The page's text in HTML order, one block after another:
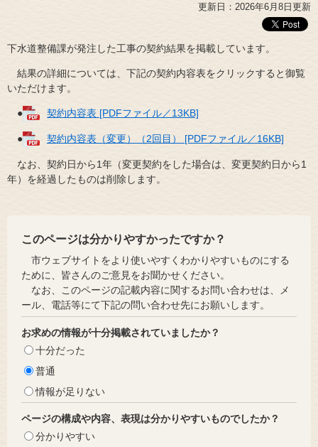
更新日：2026年6月8日更新
下水道整備課が発注した工事の契約結果を掲載しています。
結果の詳細については、下記の契約内容表をクリックすると御覧
いただけます。
● 契約内容表 [PDFファイル／13KB]
● 契約内容表（変更）（2回目） [PDFファイル／16KB]
なお、契約日から1年（変更契約をした場合は、変更契約日から1
年）を経過したものは削除します。
このページは分かりやすかったですか？
市ウェブサイトをより使いやすくわかりやすいものにする
ために、皆さんのご意見をお聞かせください。
なお、このページの記載内容に関するお問い合わせは、メ
ール、電話等にて下記の問い合わせ先にお願いします。
お求めの情報が十分掲載されていましたか？
十分だった
普通
情報が足りない
ページの構成や内容、表現は分かりやすいものでしたか？
分かりやすい